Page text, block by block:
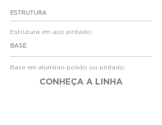
ESTRUTURA
Estrutura em aço pintado;
BASE
Base em alumínio polido ou pintado;
CONHEÇA A LINHA